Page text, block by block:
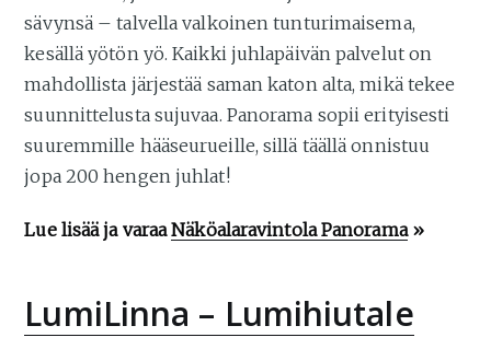
sävynsä – talvella valkoinen tunturimaisema,
kesällä yötön yö. Kaikki juhlapäivän palvelut on
mahdollista järjestää saman katon alta, mikä tekee
suunnittelusta sujuvaa. Panorama sopii erityisesti
suuremmille hääseurueille, sillä täällä onnistuu
jopa 200 hengen juhlat!
Lue lisää ja varaaNäköalaravintola Panorama»
LumiLinna – Lumihiutale